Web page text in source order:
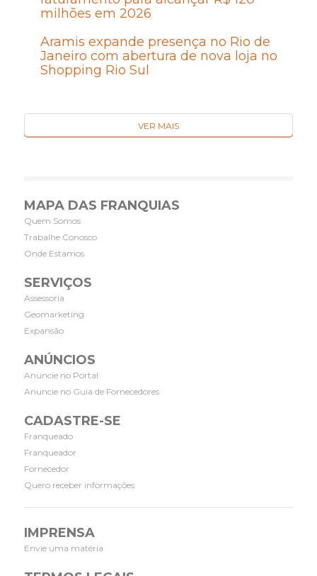
milhões em 2026
Aramis expande presença no Rio de
Janeiro com abertura de nova loja no
Shopping Rio Sul
VER MAIS
MAPA DAS FRANQUIAS
Quem Somos
Trabalhe Conosco
Onde Estamos
SERVIÇOS
Assessoria
Geomarketing
Expansão
ANÚNCIOS
Anuncie no Portal
Anuncie no Guia de Fornecedores
CADASTRE-SE
Franqueado
Franqueador
Fornecedor
Quero receber informações
IMPRENSA
Envie uma matéria